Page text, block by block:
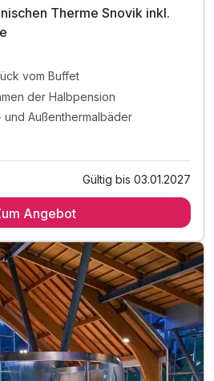
Therme Snovik inkl.
vom Buffet
der Halbpension
und Außenthermalbäder
vom Buffet
und Außenthermalbäder
Wassergymnastik
den Thermalbädern*
Abendessen**
Thermalwasser
& Kneipp-Barfußwege
Gültig bis 03.01.2027
Angebot